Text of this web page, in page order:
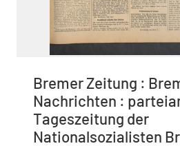
Bremer Zeitung :
Nachrichten :
Tageszeitung der
Nationalsozialisten